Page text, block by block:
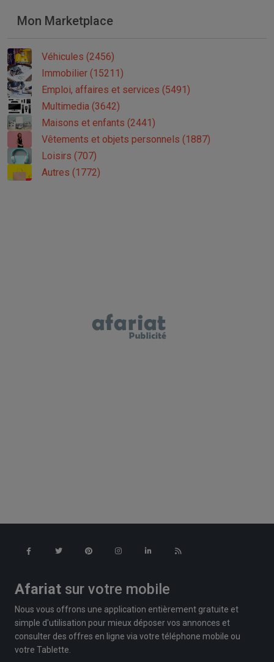
Mon Marketplace
Véhicules (2456)
Immobilier (15211)
Emploi, affaires et services (5491)
Multimedia (3642)
Maisons et enfants (2441)
Vêtements et objets personnels (1887)
Loisirs (707)
Autres (1772)
Afariat sur votre mobile
Nous vous offrons une application entièrement gratuite et
simple d'utilisation pour mieux déposer vos annonces et
consulter des offres en ligne via votre téléphone mobile ou
votre Tablette.